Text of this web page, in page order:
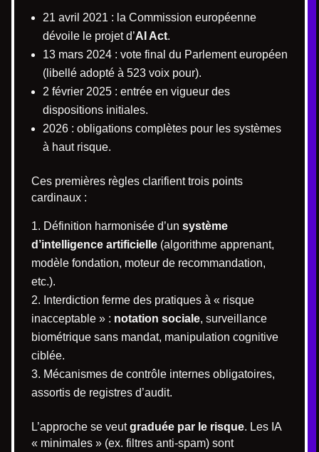
21 avril 2021 : la Commission européenne
dévoile le projet d’AI Act.
13 mars 2024 : vote final du Parlement européen
(libellé adopté à 523 voix pour).
2 février 2025 : entrée en vigueur des
dispositions initiales.
2026 : obligations complètes pour les systèmes
à haut risque.
Ces premières règles clarifient trois points
cardinaux :
Définition harmonisée d’un système
d’intelligence artificielle (algorithme apprenant,
modèle fondation, moteur de recommandation,
etc.).
Interdiction ferme des pratiques à « risque
inacceptable » : notation sociale, surveillance
biométrique sans mandat, manipulation cognitive
ciblée.
Mécanismes de contrôle internes obligatoires,
assortis de registres d’audit.
L’approche se veutgraduée par le risque. Les IA
« minimales » (ex. filtres anti-spam) sont